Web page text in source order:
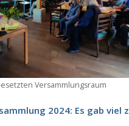
Ver­samm­lungs­raum
2024: Es gab viel